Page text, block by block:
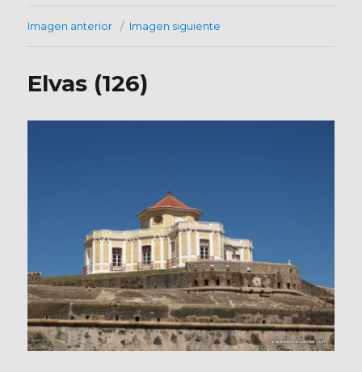
Imagen anterior Imagen siguiente
Elvas (126)